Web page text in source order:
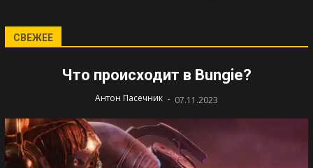
СВЕЖЕЕ
Что происходит в Bungie?
Антон Пасечник - 07.11.2023